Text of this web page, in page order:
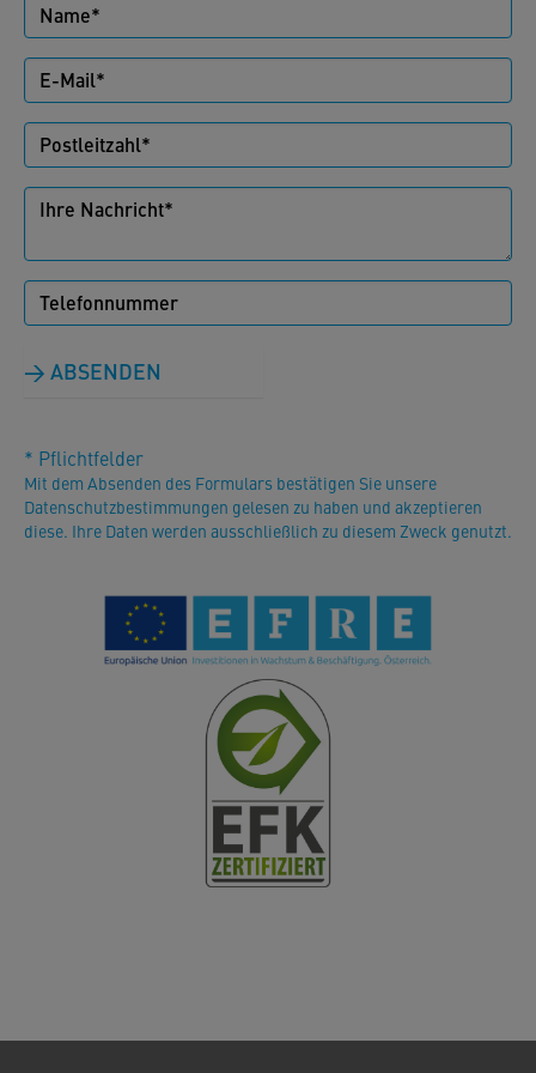
ABSENDEN
* Pflichtfelder
Mit dem Absenden des Formulars bestätigen Sie unsere
Datenschutzbestimmungen gelesen zu haben und akzeptieren
diese. Ihre Daten werden ausschließlich zu diesem Zweck genutzt.